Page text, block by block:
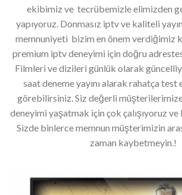
ekibimiz ve tecrübemizle elimizden
yapıyoruz. Donmasız iptv ve kaliteli
memnuniyeti bizim en önem verdiğimiz
premium iptv deneyimi için doğru
Filmleri ve dizileri günlük olarak
saat deneme yayını alarak rahatça
görebilirsiniz. Siz değerli
deneyimi yaşatmak için çok çalışıyoruz ve
Sizde binlerce memnun müşterimizin
zaman kaybetmeyin.!